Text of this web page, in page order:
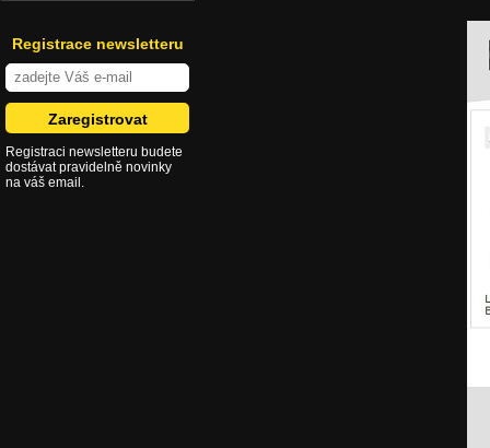
Registrace newsletteru
Registraci newsletteru budete
dostávat pravidelně novinky
na váš email.